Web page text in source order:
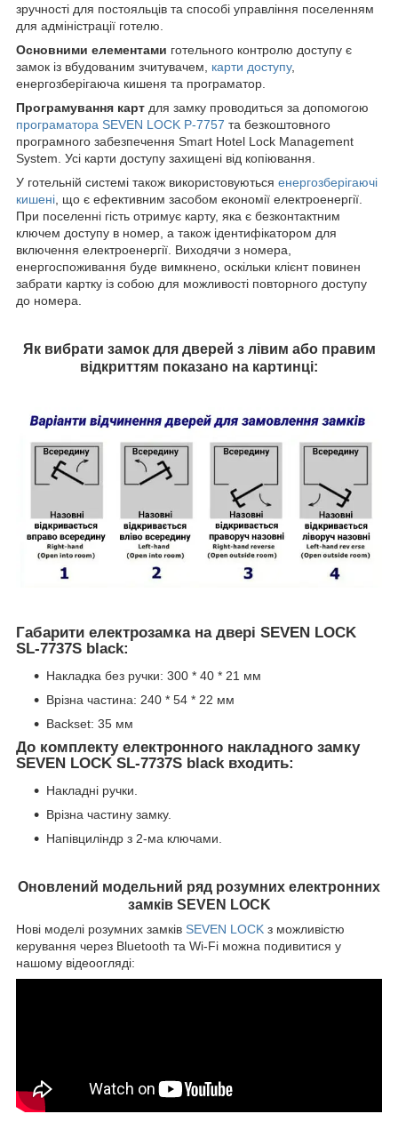
зручності для постояльців та способі управління поселенням
для адміністрації готелю.
Основними елементами готельного контролю доступу є
замок із вбудованим зчитувачем, карти доступу,
енергозберігаюча кишеня та програматор.
Програмування карт для замку проводиться за допомогою
програматора SEVEN LOCK P-7757 та безкоштовного
програмного забезпечення Smart Hotel Lock Management
System. Усі карти доступу захищені від копіювання.
У готельній системі також використовуються енергозберігаючі
кишені , що є ефективним засобом економії електроенергії.
При поселенні гість отримує карту, яка є безконтактним
ключем доступу в номер, а також ідентифікатором для
включення електроенергії. Виходячи з номера,
енергоспоживання буде вимкнено, оскільки клієнт повинен
забрати картку із собою для можливості повторного доступу
до номера.
Як вибрати замок для дверей з лівим або правим
відкриттям показано на картинці:
Габарити електрозамка на двері SEVEN LOCK
SL-7737S black:
Накладка без ручки: 300 * 40 * 21 мм
Врізна частина: 240 * 54 * 22 мм
Backset: 35 мм
До комплекту електронного накладного замку
SEVEN LOCK SL-7737S black входить:
Накладні ручки.
Врізна частину замку.
Напівциліндр з 2-ма ключами.
Оновлений модельний ряд розумних електронних
замків SEVEN LOCK
Нові моделі розумних замків SEVEN LOCK з можливістю
керування через Bluetooth та Wi-Fi можна подивитися у
нашому відеоогляді: